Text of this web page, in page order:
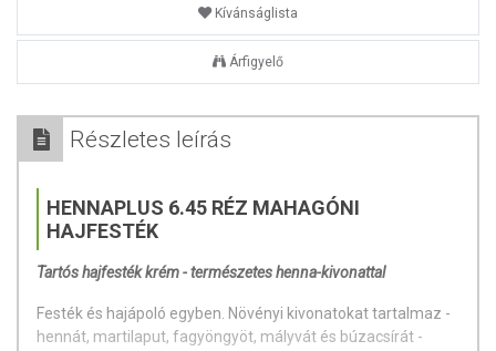
Kívánságlista
Árfigyelő
Részletes leírás
HENNAPLUS 6.45 RÉZ MAHAGÓNI
HAJFESTÉK
Tartós hajfesték krém - természetes henna-kivonattal
Festék és hajápoló egyben. Növényi kivonatokat tartalmaz -
hennát, martilaput, fagyöngyöt, mályvát és búzacsírát -